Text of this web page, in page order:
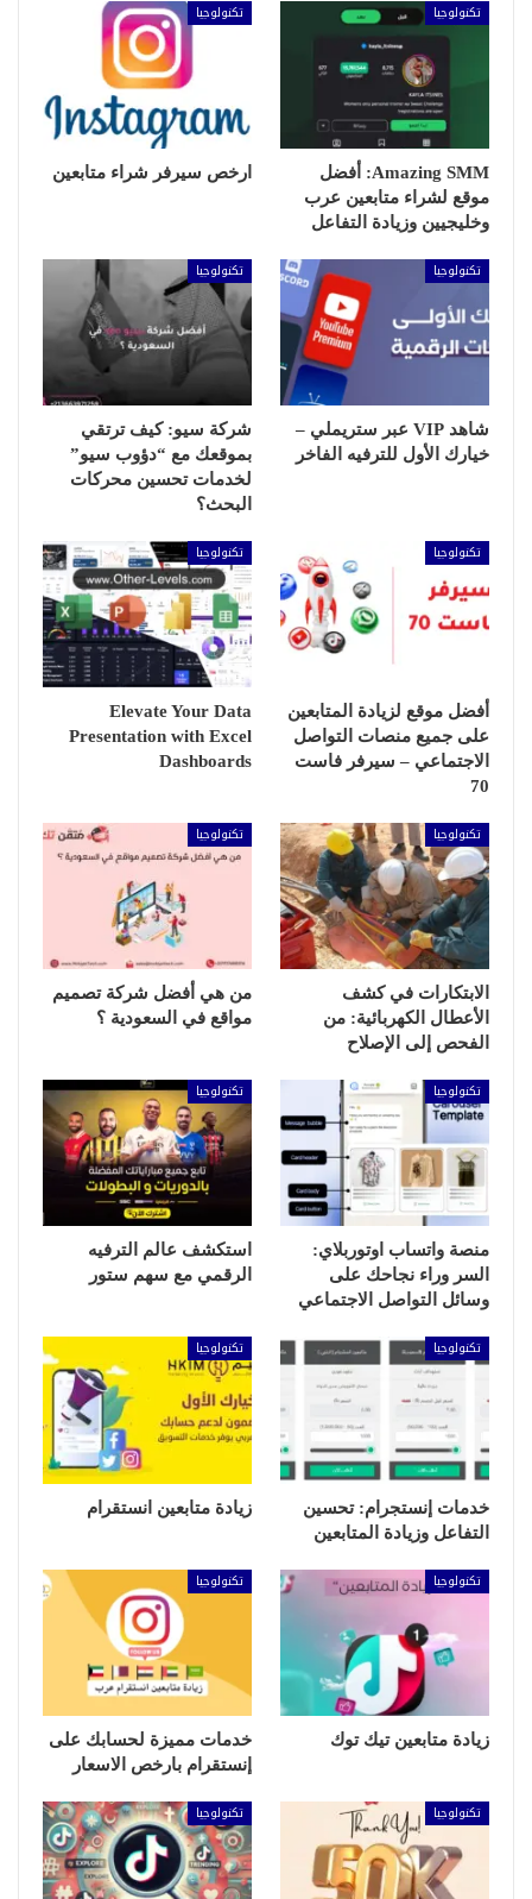
تكنولوجيا
Amazing SMM: أفضل
موقع لشراء متابعين عرب
وخليجيين وزيادة التفاعل
تكنولوجيا
ارخص سيرفر شراء متابعين
تكنولوجيا
شاهد VIP عبر ستريملي –
خيارك الأول للترفيه الفاخر
تكنولوجيا
شركة سيو: كيف ترتقي
بموقعك مع “دؤوب سيو”
لخدمات تحسين محركات
البحث؟
تكنولوجيا
أفضل موقع لزيادة المتابعين
على جميع منصات التواصل
الاجتماعي – سيرفر فاست
70
تكنولوجيا
Elevate Your Data
Presentation with Excel
Dashboards
تكنولوجيا
الابتكارات في كشف
الأعطال الكهربائية: من
الفحص إلى الإصلاح
تكنولوجيا
من هي أفضل شركة تصميم
مواقع في السعودية ؟
تكنولوجيا
منصة واتساب اوتوربلاي:
السر وراء نجاحك على
وسائل التواصل الاجتماعي
تكنولوجيا
استكشف عالم الترفيه
الرقمي مع سهم ستور
تكنولوجيا
خدمات إنستجرام: تحسين
التفاعل وزيادة المتابعين
تكنولوجيا
زيادة متابعين انستقرام
تكنولوجيا
زيادة متابعين تيك توك
تكنولوجيا
خدمات مميزة لحسابك على
إنستقرام بارخص الاسعار
تكنولوجيا تكنولوجيا